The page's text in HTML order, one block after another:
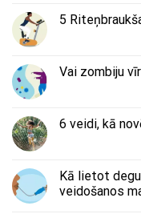
5
Vai zombiju
6 veidi, kā
Kā lietot
veidošanos